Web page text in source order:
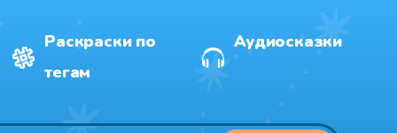
Раскраски по
тегам
Аудиосказки